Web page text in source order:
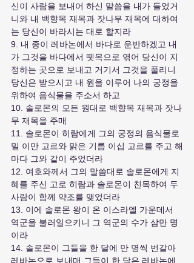
신이 사람을 보내어 하신 말씀을 내가 들었거
니와 내 백향목 재목과 잣나무 재목에 대하여
는 당신이 바라시는 대로 할지라
9. 내 종이 레바논에서 바다로 운반하겠고 내
가 그것을 바다에서 뗏목으로 엮어 당신이 지
정하는 곳으로 보내고 거기서 그것을 풀리니
당신은 받으시고 내 원을 이루어 나의 궁정을
위하여 음식물을 주소서 하고
10. 솔로몬의 모든 원대로 백향목 재목과 잣나
무 재목을 주매
11. 솔로몬이 히람에게 그의 궁정의 음식물로
밀 이만 고르와 맑은 기름 이십 고르를 주고 해
마다 그와 같이 주었더라
12. 여호와께서 그의 말씀대로 솔로몬에게 지
혜를 주신 고로 히람과 솔로몬이 친목하여 두
사람이 함께 약조를 맺었더라
13. 이에 솔로몬 왕이 온 이스라엘 가운데서
역군을 불러일으키니 그 역군의 수가 삼만 명
이라
14. 솔로몬이 그들을 한 달에 만 명씩 번갈아
레바논으로 보내매 그들이 한 달은 레바논에